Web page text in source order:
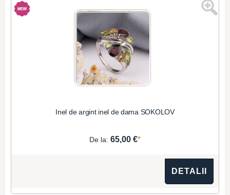
Inel de argint inel de dama SOKOLOV
De la: 65,00 €*
DETALII